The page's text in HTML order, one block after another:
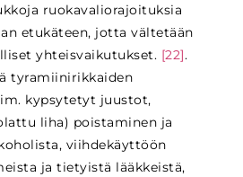
ruokavaliorajoituksia
etukäteen, jotta vältetään
yhteisvaikutukset. [22].
tyramiinirikkaiden
kypsytetyt juustot,
liha) poistaminen ja
viihdekäyttöön
ja tietyistä lääkkeistä,